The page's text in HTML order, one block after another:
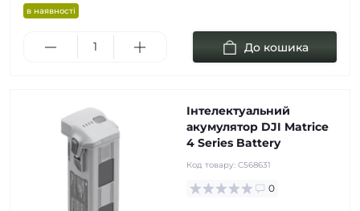
в наявності
До кошика
Інтелектуальний
акумулятор DJI Matrice
4 Series Battery
Код товару: C568631
0